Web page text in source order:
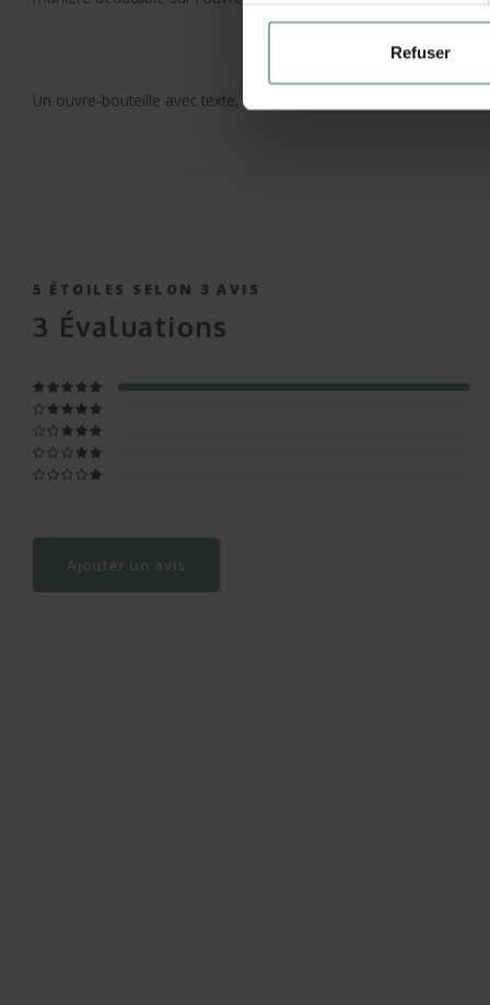
Refuser
Un ouvre-bouteille avec texte, bien plus qu'un simple ouvre-
5 ÉTOILES SELON 3 AVIS
3 Évaluations
Ajouter un avis